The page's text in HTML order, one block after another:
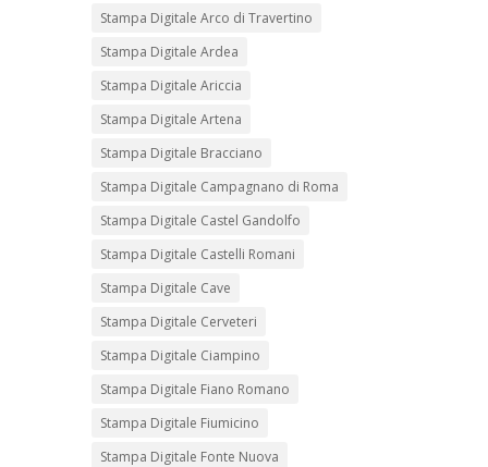
Stampa Digitale Arco di Travertino
Stampa Digitale Ardea
Stampa Digitale Ariccia
Stampa Digitale Artena
Stampa Digitale Bracciano
Stampa Digitale Campagnano di Roma
Stampa Digitale Castel Gandolfo
Stampa Digitale Castelli Romani
Stampa Digitale Cave
Stampa Digitale Cerveteri
Stampa Digitale Ciampino
Stampa Digitale Fiano Romano
Stampa Digitale Fiumicino
Stampa Digitale Fonte Nuova